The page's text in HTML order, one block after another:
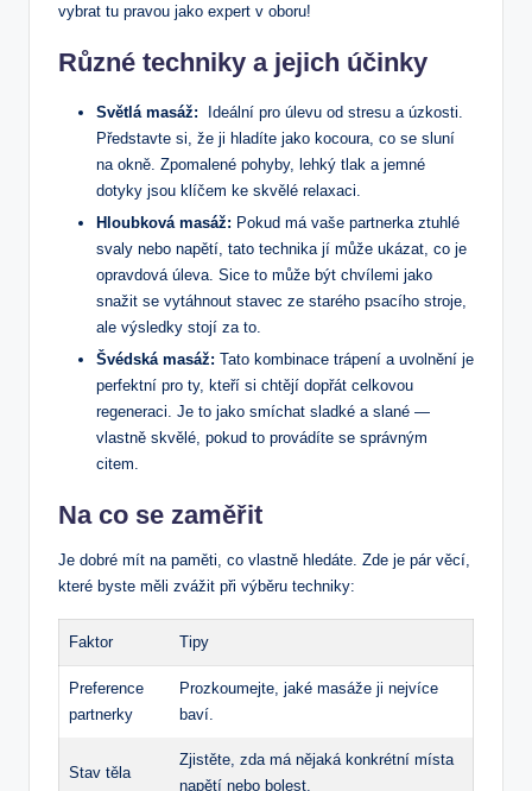
vybrat tu pravou jako expert v‌ oboru!
Různé‍ techniky a jejich účinky
Světlá ⁢masáž: ‌ Ideální pro úlevu od stresu a úzkosti.
Představte si, že ji hladíte jako kocoura, co se sluní
na okně. Zpomalené pohyby, lehký tlak a jemné
dotyky‍ jsou klíčem​ ke skvělé relaxaci.
Hloubková masáž: Pokud má vaše partnerka ztuhlé
svaly nebo napětí, tato technika jí může ukázat, co je
opravdová úleva. Sice⁣ to může být chvílemi jako
snažit se vytáhnout stavec ze‍ starého psacího stroje,
ale výsledky stojí ⁣za​ to.
Švédská masáž: Tato kombinace ‍trápení a uvolnění je⁤
perfektní pro ty, kteří si⁣ chtějí dopřát celkovou
regeneraci. Je to jako smíchat sladké a slané —
‌vlastně skvělé, pokud to provádíte se správným
citem.
Na co se zaměřit
Je dobré mít ‍na paměti, co vlastně hledáte. Zde je pár věcí,
které byste měli zvážit při výběru techniky:
Faktor Tipy
Preference
partnerky
Prozkoumejte, jaké masáže ji nejvíce
baví.
Stav těla
Zjistěte, zda má nějaká konkrétní místa
napětí ‌nebo bolest.